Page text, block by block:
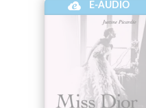
E-AUDIO